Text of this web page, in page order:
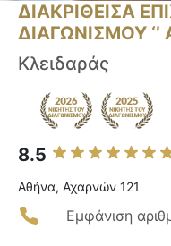
ΔΙΑΚΡΙΘΕΙΣΑ
ΔΙΑΓΩΝΙΣΜΟΥ ‘’
Κλειδαράς
8.5
Αθήνα, Αχαρνών 121
Εμφάνιση